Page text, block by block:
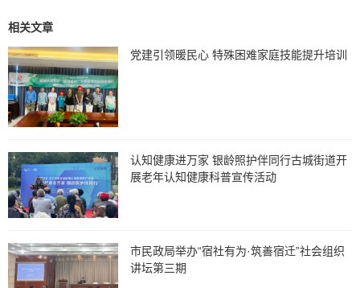
相关文章
党建引领暖民心 特殊困难家庭技能提升培训
认知健康进万家 银龄照护伴同行古城街道开
展老年认知健康科普宣传活动
市民政局举办“宿社有为·筑善宿迁”社会组织
讲坛第三期